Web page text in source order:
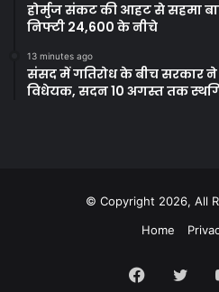
होर्मुज संकट की आहट से सहमा
निफ्टी 24,600 के नीचे
13 minutes ago
संसद में गतिरोध के बीच सरकार
विधेयक, सदन 10 अगस्त तक
© Copyright 2026, All
Home